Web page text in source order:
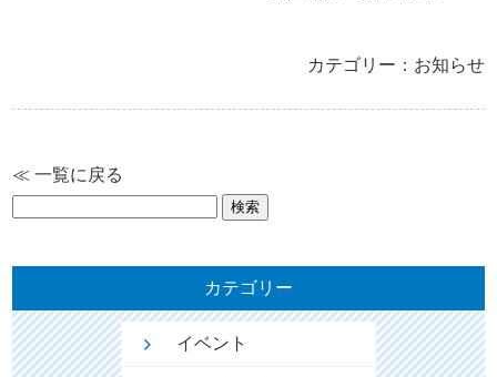
カテゴリー：お知らせ
≪ 一覧に戻る
カテゴリー
イベント